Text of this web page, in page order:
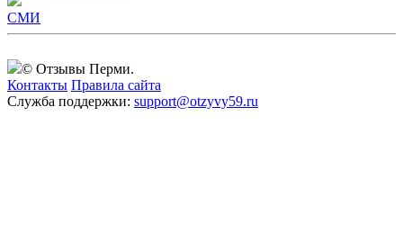
СМИ
© Отзывы Перми.
Контакты Правила сайта
Служба поддержки: support@otzyvy59.ru